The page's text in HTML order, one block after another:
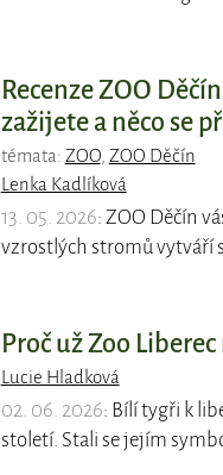
Recenze ZOO
zažijete a něco se
témata: ZOO, ZOO Děčín
Lenka Kadlíková
13. 05. 2026: ZOO Děčín
vzrostlých stromů vytváří
Proč už Zoo
Lucie Hladková
02. 06. 2026: Bílí tygři k
století. Stali se jejím